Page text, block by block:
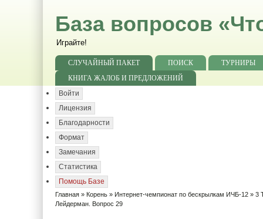
База вопросов
Играйте!
СЛУЧАЙНЫЙ ПАКЕТ ПОИСК
ТУРНИРЫ
КНИГА ЖАЛОБ И ПРЕДЛОЖЕНИЙ
Войти
Лицензия
Благодарности
Формат
Замечания
Статистика
Помощь Базе
Главная » Корень » Интернет-чемпионат по бескрылкам ИЧБ-12 » 3
Лейдерман. Вопрос 29